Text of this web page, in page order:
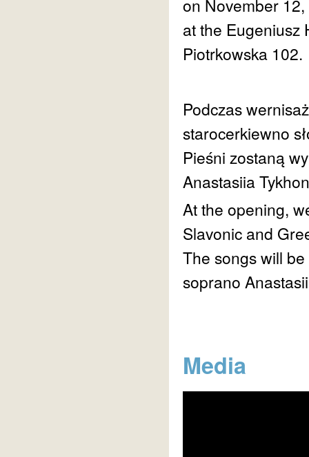
on November
at the Eugeniusz
Piotrkowska 102.
Podczas
starocerkiewno
Pieśni zostaną
Anastasiia
At the opening,
Slavonic and
The songs will
soprano
Media